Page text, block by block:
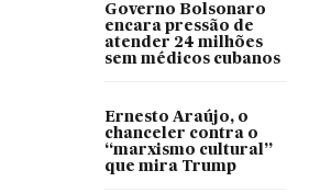
Governo Bolsonaro
encara pressão de
atender 24 milhões
sem médicos cubanos
Ernesto Araújo, o
chanceler contra o
“marxismo cultural”
que mira Trump